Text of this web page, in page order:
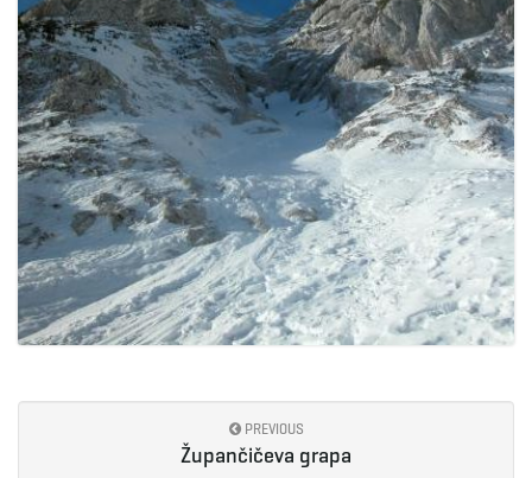
PREVIOUS
Župančičeva grapa